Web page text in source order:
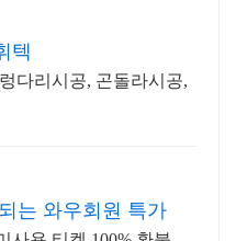
텍
다리시공, 곤돌라시공,
는 와우회원 특가